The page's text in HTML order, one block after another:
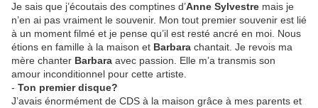
Je sais que j’écoutais des comptines d’Anne Sylvestre mais je
n’en ai pas vraiment le souvenir. Mon tout premier souvenir est lié
à un moment filmé et je pense qu’il est resté ancré en moi. Nous
étions en famille à la maison et Barbara chantait. Je revois ma
mère chanter Barbara avec passion. Elle m’a transmis son
amour inconditionnel pour cette artiste.
- Ton premier disque?
J’avais énormément de CDS à la maison grâce à mes parents et